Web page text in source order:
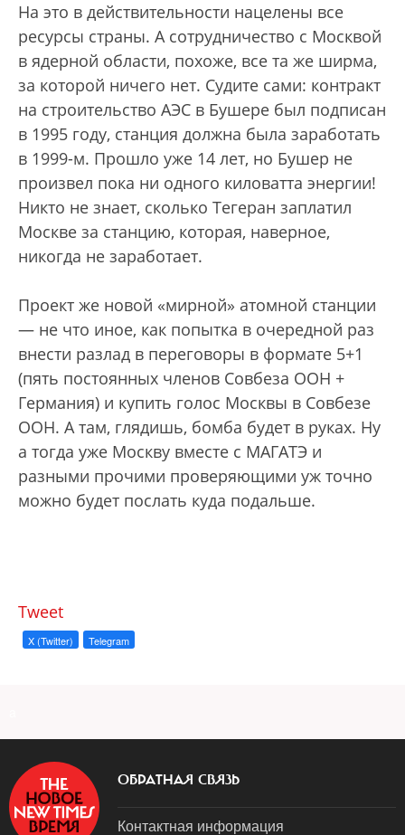
На это в действительности нацелены все
ресурсы страны. А сотрудничество с Москвой
в ядерной области, похоже, все та же ширма,
за которой ничего нет. Судите сами: контракт
на строительство АЭС в Бушере был подписан
в 1995 году, станция должна была заработать
в 1999-м. Прошло уже 14 лет, но Бушер не
произвел пока ни одного киловатта энергии!
Никто не знает, сколько Тегеран заплатил
Москве за станцию, которая, наверное,
никогда не заработает.
Проект же новой «мирной» атомной станции
— не что иное, как попытка в очередной раз
внести разлад в переговоры в формате 5+1
(пять постоянных членов Совбеза ООН +
Германия) и купить голос Москвы в Совбезе
ООН. А там, глядишь, бомба будет в руках. Ну
а тогда уже Москву вместе с МАГАТЭ и
разными прочими проверяющими уж точно
можно будет послать куда подальше.
Tweet
X (Twitter) Telegram
ОБРАТНАЯ СВЯЗЬ
Контактная информация